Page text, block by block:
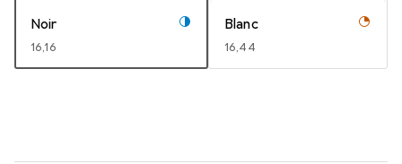
Noir
EUR
16,16
Blanc
EUR
16,44